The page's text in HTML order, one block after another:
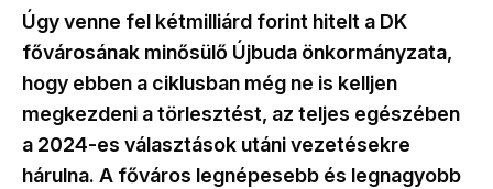
Úgy venne fel kétmilliárd forint hitelt a DK
fővárosának minősülő Újbuda önkormányzata,
hogy ebben a ciklusban még ne is kelljen
megkezdeni a törlesztést, az teljes egészében
a 2024-es választások utáni vezetésekre
hárulna. A főváros legnépesebb és legnagyobb